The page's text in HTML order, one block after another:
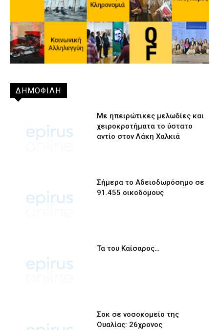
ΔΗΜΟΦΙΛΗ
Με ηπειρώτικες μελωδίες και
χειροκροτήματα το ύστατο
αντίο στον Λάκη Χαλκιά
Σήμερα το Αδειοδωρόσημο σε
91.455 οικοδόμους
Τα του Καίσαρος…
Σοκ σε νοσοκομείο της
Ουαλίας: 26χρονος